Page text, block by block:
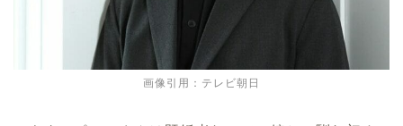
画像引用：テレビ朝日